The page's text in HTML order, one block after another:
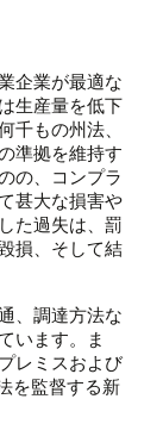
企業が最適な
生産量を低下
千もの州法、
準拠を維持す
の、コンプラ
甚大な損害や
た過失は、罰
損、そして結
、調達方法な
います。ま
レミスおよび
を監督する新